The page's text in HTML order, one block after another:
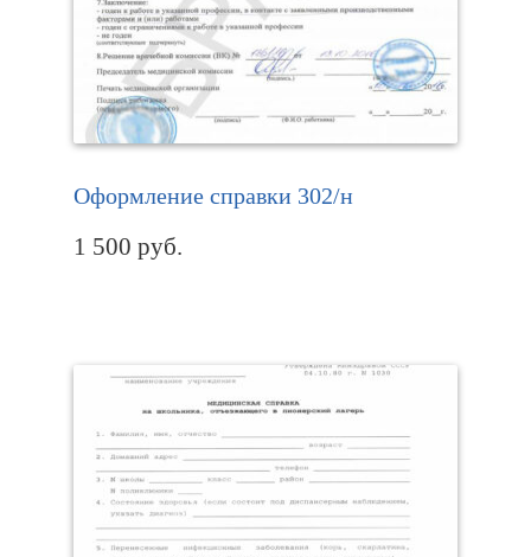
Оформление справки 302/н
1 500 руб.